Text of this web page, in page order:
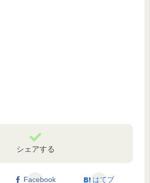
シェアする
Facebook はてブ